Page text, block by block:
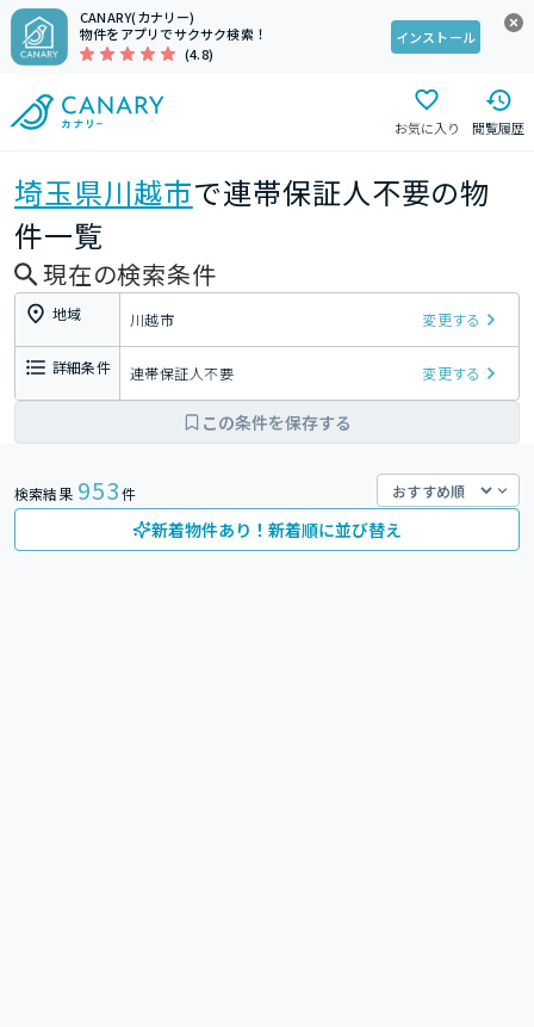
CANARY(カナリー)
物件をアプリでサクサク検索！
(4.8)
インストール
お気に入り 閲覧履歴
埼玉県川越市で連帯保証人不要の物
件一覧
現在の検索条件
地域 川越市 変更する
詳細条件 連帯保証人不要 変更する
この条件を保存する
検索結果 953件
新着物件あり！新着順に並び替え